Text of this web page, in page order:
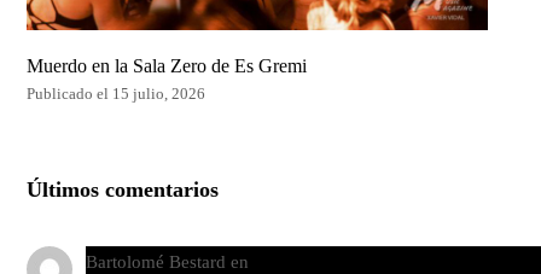
Muerdo en la Sala Zero de Es Gremi
Publicado el 15 julio, 2026
Últimos comentarios
Bartolomé Bestard en